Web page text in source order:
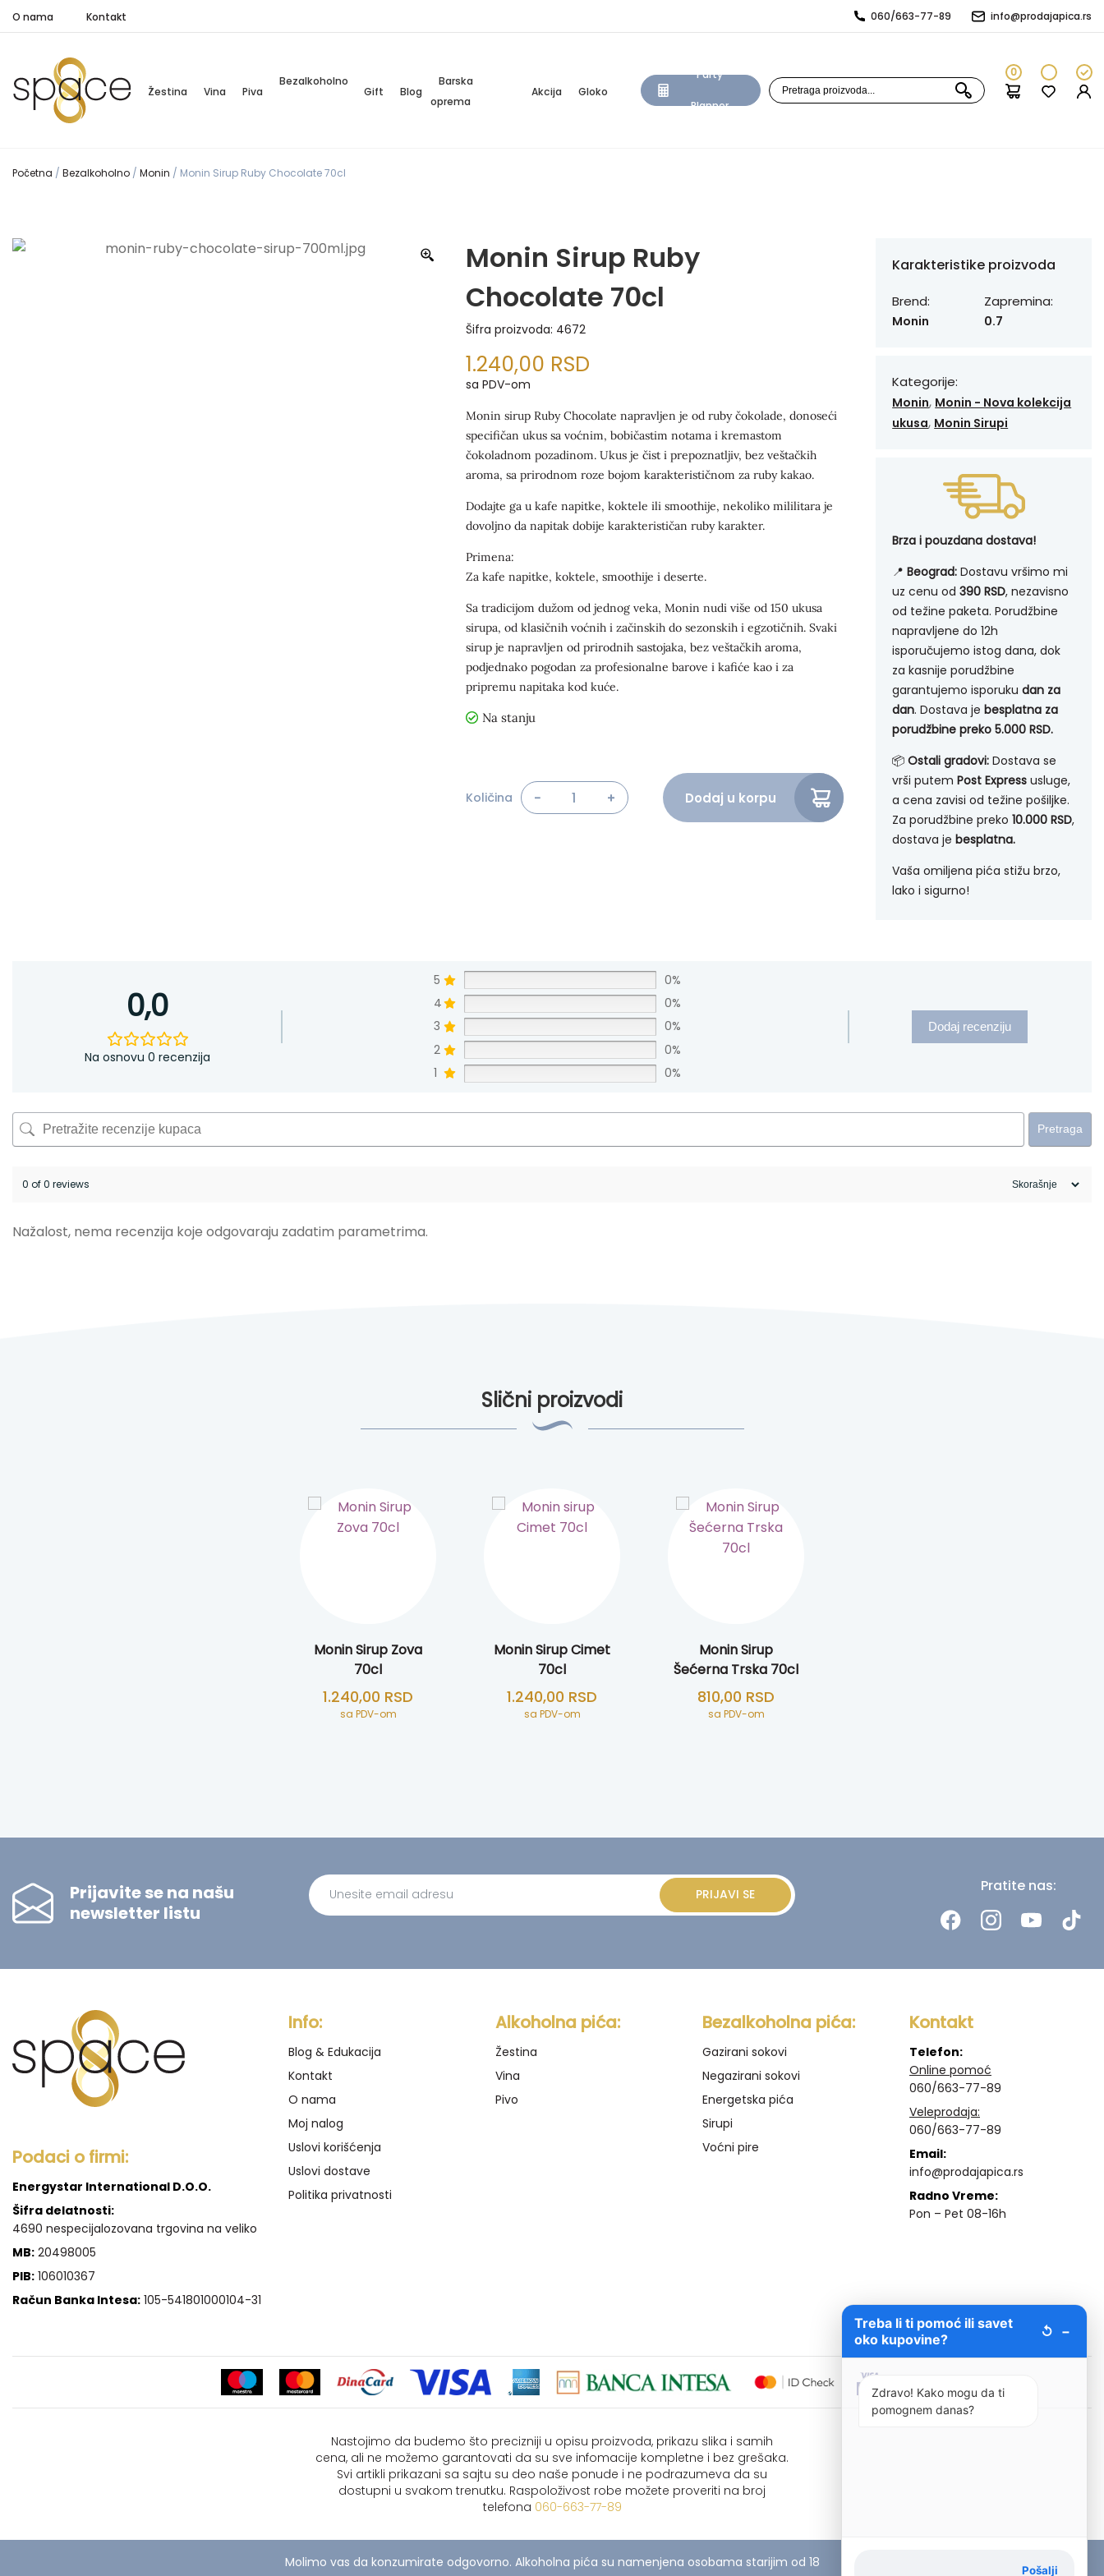
O nama Kontakt 060/663-77-89 info@prodajapica.rs
Žestina Vina Piva
Bezalkoholno
Gift Blog
Barska
oprema
Akcija Gloko
Party
Planner
0
Početna / Bezalkoholno / Monin / Monin Sirup Ruby Chocolate 70cl
Monin Sirup Ruby
Chocolate 70cl
Šifra proizvoda: 4672
1.240,00 RSD
sa PDV-om
Monin sirup Ruby Chocolate napravljen je od ruby čokolade, donoseći
specifičan ukus sa voćnim, bobičastim notama i kremastom
čokoladnom pozadinom. Ukus je čist i prepoznatljiv, bez veštačkih
aroma, sa prirodnom roze bojom karakterističnom za ruby kakao.
Dodajte ga u kafe napitke, koktele ili smoothije, nekoliko mililitara je
dovoljno da napitak dobije karakterističan ruby karakter.
Primena:
Za kafe napitke, koktele, smoothije i deserte.
Sa tradicijom dužom od jednog veka, Monin nudi više od 150 ukusa
sirupa, od klasičnih voćnih i začinskih do sezonskih i egzotičnih. Svaki
sirup je napravljen od prirodnih sastojaka, bez veštačkih aroma,
podjednako pogodan za profesionalne barove i kafiće kao i za
pripremu napitaka kod kuće.
Količina Monin Sirup Ruby Chocolate 70cl količina
Dodaj u korpu
Alternative:
Karakteristike proizvoda
Brend:
Monin
Zapremina:
0.7
Kategorije:
Monin, Monin - Nova kolekcija
ukusa, Monin Sirupi
Brza i pouzdana dostava!
📍Beograd: Dostavu vršimo mi
uz cenu od390 RSD, nezavisno
od težine paketa. Porudžbine
napravljene do 12h
isporučujemo istog dana, dok
za kasnije porudžbine
garantujemo isporukudan za
dan. Dostava jebesplatna za
porudžbine preko 5.000 RSD.
📦Ostali gradovi: Dostava se
vrši putemPost Express usluge,
a cena zavisi od težine pošiljke.
Za porudžbine preko10.000 RSD,
dostava jebesplatna.
Vaša omiljena pića stižu brzo,
lako i sigurno!
0,0
Na osnovu 0 recenzija
5
0%
4
0%
3
0%
2
0%
1
0%
Dodaj recenziju
Pretraga
0 of 0 reviews
Nažalost, nema recenzija koje odgovaraju zadatim parametrima.
Slični proizvodi
Monin Sirup Zova
70cl
1.240,00 RSD
sa PDV-om
Monin Sirup Cimet
70cl
1.240,00 RSD
sa PDV-om
Monin Sirup
Šećerna Trska 70cl
810,00 RSD
sa PDV-om
Prijavite se na našu
newsletter listu
PRIJAVI SE Pratite nas:
Podaci o firmi:
Energystar International D.O.O.
Šifra delatnosti:
4690 nespecijalozovana trgovina na veliko
MB: 20498005
PIB: 106010367
Račun Banka Intesa: 105-541801000104-31
Info:
Blog & Edukacija
Kontakt
O nama
Moj nalog
Uslovi korišćenja
Uslovi dostave
Politika privatnosti
Alkoholna pića:
Žestina
Vina
Pivo
Bezalkoholna pića:
Gazirani sokovi
Negazirani sokovi
Energetska pića
Sirupi
Voćni pire
Kontakt
Telefon:
Online pomoć
060/663-77-89
Veleprodaja:
060/663-77-89
Email:
info@prodajapica.rs
Radno Vreme:
Pon – Pet 08-16h
Nastojimo da budemo što precizniji u opisu proizvoda, prikazu slika i samih
cena, ali ne možemo garantovati da su sve infomacije kompletne i bez grešaka.
Svi artikli prikazani sa sajtu su deo naše ponude i ne podrazumeva da su
dostupni u svakom trenutku. Raspoloživost robe možete proveriti na broj
telefona 060-663-77-89
Molimo vas da konzumirate odgovorno. Alkoholna pića su namenjena osobama starijim od 18
Treba li ti pomoć ili savet
oko kupovine?
↺ −
Zdravo! Kako mogu da ti
pomognem danas?
Pošalji